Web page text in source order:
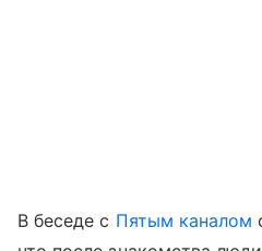
В беседе с Пятым каналом